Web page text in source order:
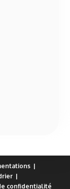
confidentialité